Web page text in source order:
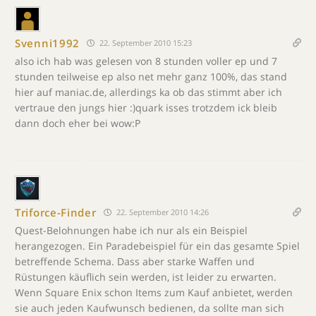
Svenni1992 22. September 2010 15:23
also ich hab was gelesen von 8 stunden voller ep und 7
stunden teilweise ep also net mehr ganz 100%, das stand
hier auf maniac.de, allerdings ka ob das stimmt aber ich
vertraue den jungs hier :)quark isses trotzdem ick bleib
dann doch eher bei wow:P
Triforce-Finder 22. September 2010 14:26
Quest-Belohnungen habe ich nur als ein Beispiel
herangezogen. Ein Paradebeispiel für ein das gesamte Spiel
betreffende Schema. Dass aber starke Waffen und
Rüstungen käuflich sein werden, ist leider zu erwarten.
Wenn Square Enix schon Items zum Kauf anbietet, werden
sie auch jeden Kaufwunsch bedienen, da sollte man sich